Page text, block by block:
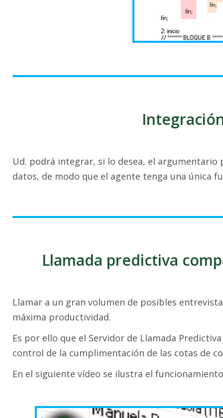
Ud. podrá integrar, si lo desea, el
datos, de modo que el agente tenga una única
Llamada predictiva
Llamar a un gran volumen de posibles
máxima productividad.
Es por ello que el Servidor de Llamada
control de la cumplimentación de las cotas de
En el siguiente vídeo se ilustra el